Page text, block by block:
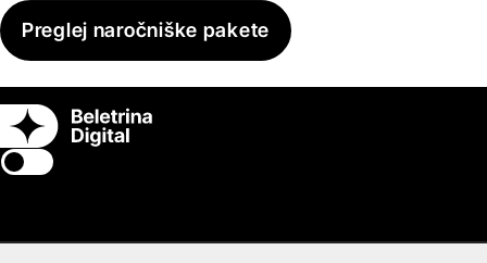
Preglej naročniške pakete
Switch theme